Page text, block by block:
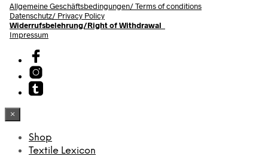
Allgemeine Geschäftsbedingungen/Terms of conditions
Datenschutz/ Privacy Policy
Widerrufsbelehrung/Right of Withdrawal
Impressum
×
Shop
Textile Lexicon